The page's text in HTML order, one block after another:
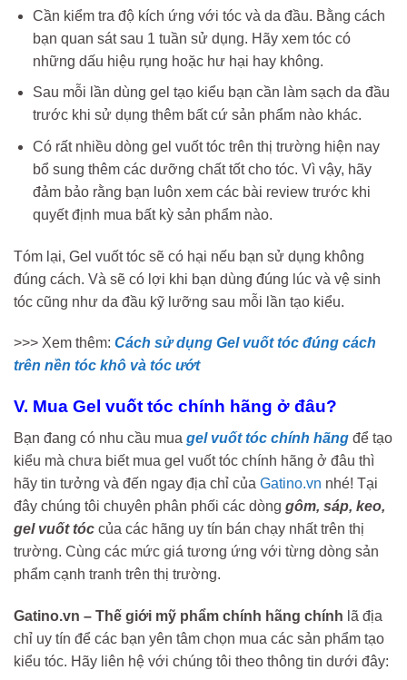
Cần kiểm tra độ kích ứng với tóc và da đầu. Bằng cách
bạn quan sát sau 1 tuần sử dụng. Hãy xem tóc có
những dấu hiệu rụng hoặc hư hại hay không.
Sau mỗi lần dùng gel tạo kiểu bạn cần làm sạch da đầu
trước khi sử dụng thêm bất cứ sản phẩm nào khác.
Có rất nhiều dòng gel vuốt tóc trên thị trường hiện nay
bổ sung thêm các dưỡng chất tốt cho tóc. Vì vậy, hãy
đảm bảo rằng bạn luôn xem các bài review trước khi
quyết định mua bất kỳ sản phẩm nào.
Tóm lại, Gel vuốt tóc sẽ có hại nếu bạn sử dụng không
đúng cách. Và sẽ có lợi khi bạn dùng đúng lúc và vệ sinh
tóc cũng như da đầu kỹ lưỡng sau mỗi lần tạo kiểu.
>>> Xem thêm: Cách sử dụng Gel vuốt tóc đúng cách
trên nền tóc khô và tóc ướt
V. Mua Gel vuốt tóc chính hãng ở đâu?
Bạn đang có nhu cầu mua gel vuốt tóc chính hãng để tạo
kiểu mà chưa biết mua gel vuốt tóc chính hãng ở đâu thì
hãy tin tưởng và đến ngay địa chỉ của Gatino.vn nhé! Tại
đây chúng tôi chuyên phân phối các dòng gôm, sáp, keo,
gel vuốt tóc của các hãng uy tín bán chạy nhất trên thị
trường. Cùng các mức giá tương ứng với từng dòng sản
phẩm cạnh tranh trên thị trường.
Gatino.vn – Thế giới mỹ phẩm chính hãng chính lã địa
chỉ uy tín để các bạn yên tâm chọn mua các sản phẩm tạo
kiểu tóc. Hãy liên hệ với chúng tôi theo thông tin dưới đây: